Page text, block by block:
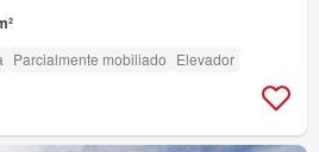
Parcialmente mobiliado Elevador